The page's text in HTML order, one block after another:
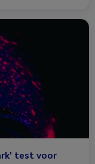
test voor